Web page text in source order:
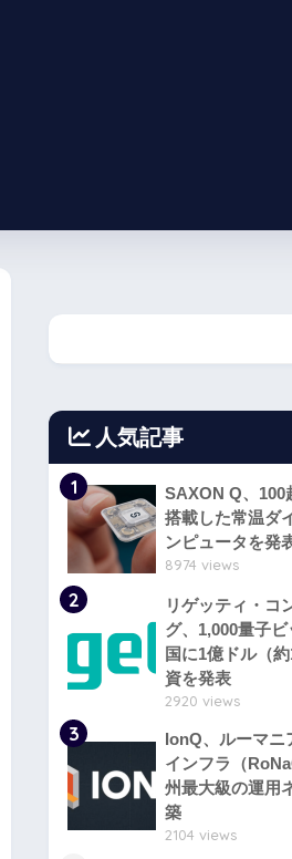
人気記事
1
SAXON Q、100
搭載した常温ダ
ンピュータを発
8974 views
2
リゲッティ・コ
グ、1,000量子
国に1億ドル（
資を発表
2920 views
3
IonQ、ルーマニ
インフラ（
州最大級の運用
築
2104 views